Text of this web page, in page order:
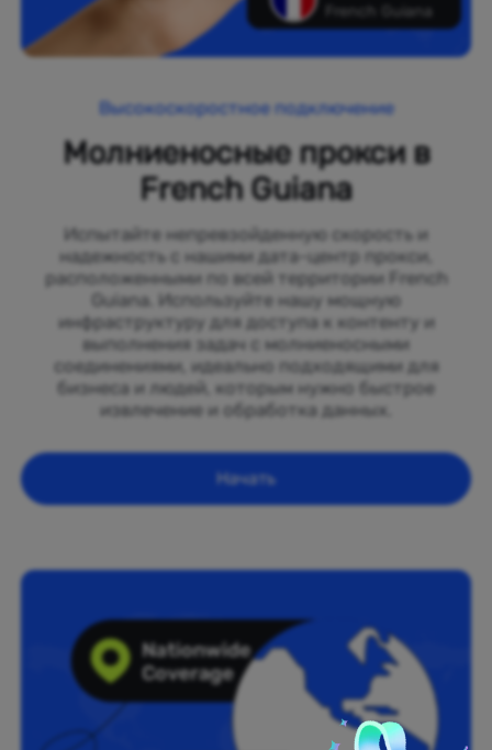
French Guiana
Высокоскоростное подключение
Молниеносные прокси в
French Guiana
Испытайте непревзойденную скорость и
надежность с нашими дата-центр прокси,
расположенными по всей территории French
Guiana. Используйте нашу мощную
инфраструктуру для доступа к контенту и
выполнения задач с молниеносными
соединениями, идеально подходящими для
бизнеса и людей, которым нужно быстрое
извлечение и обработка данных.
Начать